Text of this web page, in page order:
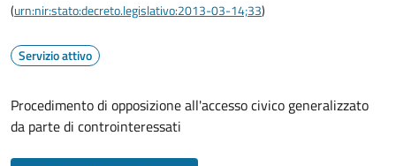
(urn:nir:stato:decreto.legislativo:2013-03-14;33)
Servizio attivo
Procedimento di opposizione all'accesso civico generalizzato
da parte di controinteressati